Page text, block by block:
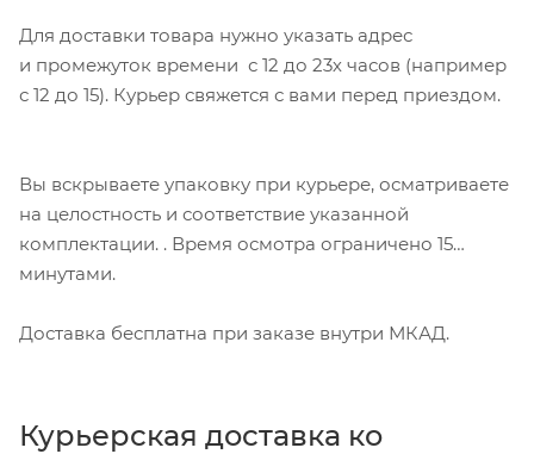
Для доставки товара нужно указать адрес
и промежуток времени с 12 до 23х часов (например
с 12 до 15). Курьер свяжется с вами перед приездом.
Вы вскрываете упаковку при курьере, осматриваете
на целостность и соответствие указанной
комплектации. . Время осмотра ограничено 15
минутами.
Доставка бесплатна при заказе внутри МКАД.
Курьерская доставка ко